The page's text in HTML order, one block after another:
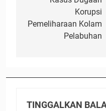
Korupsi
Pemeliharaan Kolam
Pelabuhan
TINGGALKAN